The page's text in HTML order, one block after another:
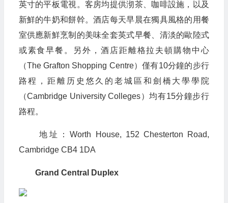
英寸的平板電視。客房均提供沏茶、咖啡設施，以及
新鮮的牛奶和餅幹。酒店每天早晨在獨具風格的用餐
室供應新鮮烹制的美味全套英式早餐、清淡的歐陸式
或素食早餐。另外，酒店距離格拉夫頓購物中心
（The Grafton Shopping Centre）僅有10分鐘的步行
路程，距離历史悠久的老城區和劍橋大學學院
（Cambridge University Colleges）均有15分鐘步行
路程。
地址：Worth House, 152 Chesterton Road,
Cambridge CB4 1DA
Grand Central Duplex